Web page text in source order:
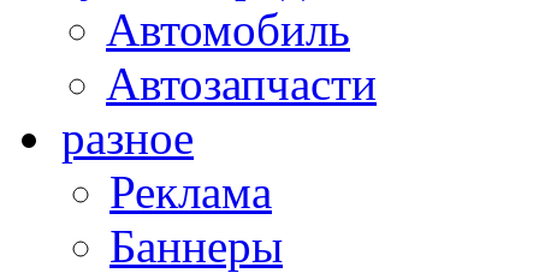
Автомобиль
Автозапчасти
разное
Реклама
Баннеры